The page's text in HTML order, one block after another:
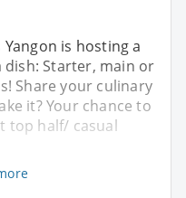
is hosting a
Starter, main or
Share your culinary
it? Your chance to
top half/ casual